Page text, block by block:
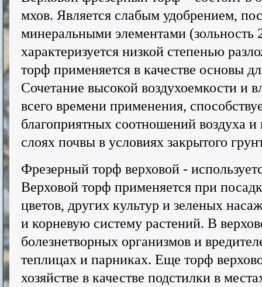
мхов. Является слабым удобрением,
минеральными элементами (зольность
характеризуется низкой степенью
торф применяется в качестве основы
Сочетание высокой воздухоемкости и
всего времени применения,
благоприятных соотношений воздуха
слоях почвы в условиях закрытого
Фрезерный торф верховой -
Верховой торф применяется при
цветов, других культур и зеленых
и корневую систему растений. В
болезнетворных организмов и
теплицах и парниках. Еще торф
хозяйстве в качестве подстилки в